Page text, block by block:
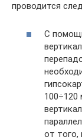
проводится
С
100÷120
от того,